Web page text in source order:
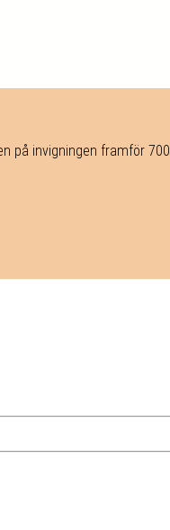
på invigningen framför 700